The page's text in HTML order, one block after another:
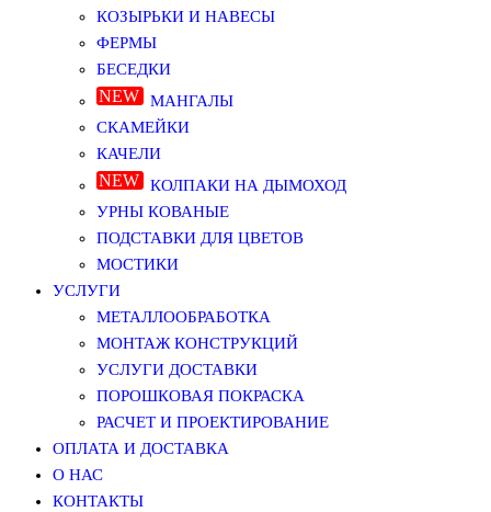
КОЗЫРЬКИ И НАВЕСЫ
ФЕРМЫ
БЕСЕДКИ
МАНГАЛЫ
СКАМЕЙКИ
КАЧЕЛИ
КОЛПАКИ НА ДЫМОХОД
УРНЫ КОВАНЫЕ
ПОДСТАВКИ ДЛЯ ЦВЕТОВ
МОСТИКИ
УСЛУГИ
МЕТАЛЛООБРАБОТКА
МОНТАЖ КОНСТРУКЦИЙ
УСЛУГИ ДОСТАВКИ
ПОРОШКОВАЯ ПОКРАСКА
РАСЧЕТ И ПРОЕКТИРОВАНИЕ
ОПЛАТА И ДОСТАВКА
О НАС
КОНТАКТЫ